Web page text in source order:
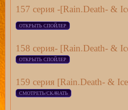
157 серия -[Rain.Death- &
158 серия- [Rain.Death- &
159 серия [Rain.Death- &